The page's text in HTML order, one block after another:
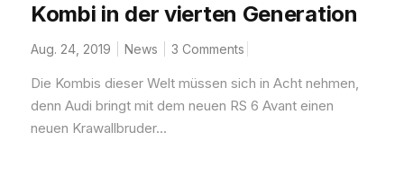
Kombi in der vierten Generation
Aug. 24, 2019 News 3 Comments
Die Kombis dieser Welt müssen sich in Acht nehmen,
denn Audi bringt mit dem neuen RS 6 Avant einen
neuen Krawallbruder...